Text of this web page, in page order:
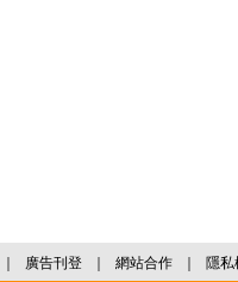
｜ 廣告刊登 ｜ 網站合作 ｜ 隱私